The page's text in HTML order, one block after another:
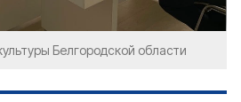
Белгородской области